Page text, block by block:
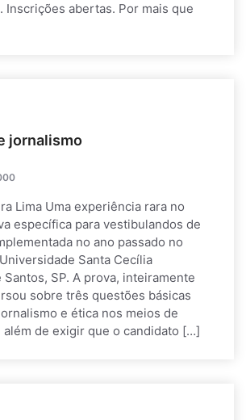
Inscrições abertas. Por mais que
jornalismo
Lima Uma experiência rara no
específica para vestibulandos de
no ano passado no
Santa Cecília
Santos, SP. A prova, inteiramente
sobre três questões básicas
e ética nos meios de
além de exigir que o candidato […]